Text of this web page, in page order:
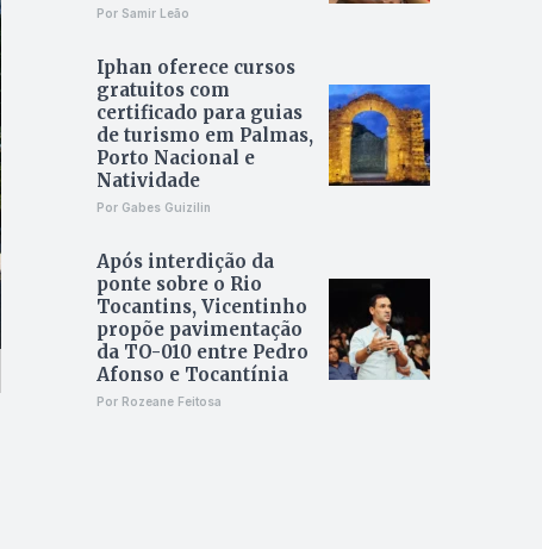
Por Samir Leão
Iphan oferece cursos
gratuitos com
certificado para guias
de turismo em Palmas,
Porto Nacional e
Natividade
Por Gabes Guizilin
Após interdição da
ponte sobre o Rio
Tocantins, Vicentinho
propõe pavimentação
da TO-010 entre Pedro
Afonso e Tocantínia
Por Rozeane Feitosa